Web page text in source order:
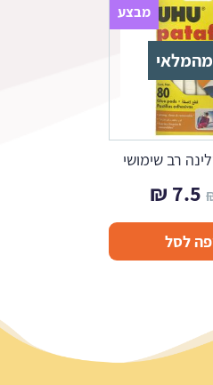
מבצע
רב שימושי
המחיר
המקורי
היה:
7.5
₪
הנוכחי
לסל